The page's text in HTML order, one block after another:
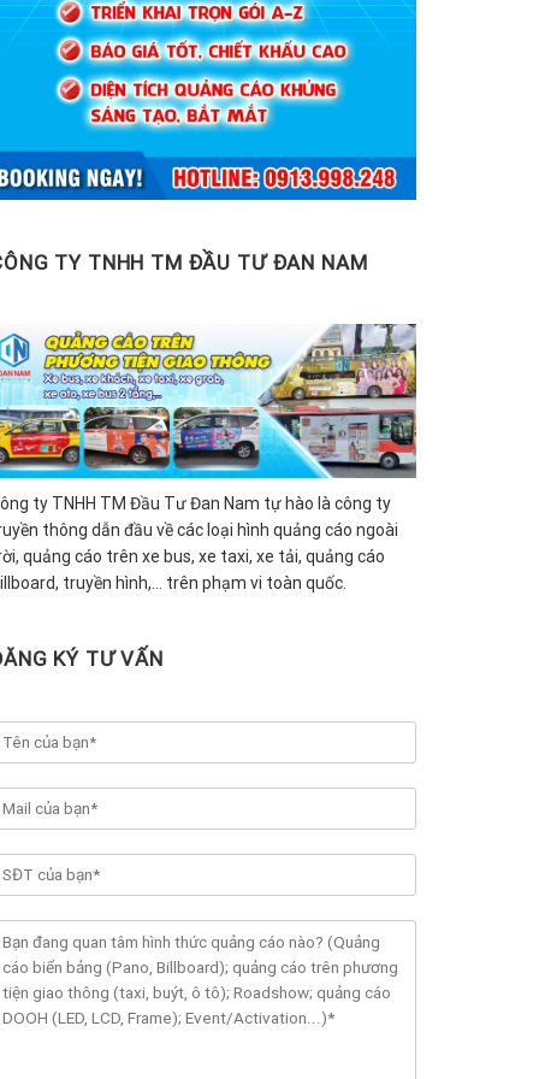
TY TNHH TM ĐẦU TƯ ĐAN NAM
ty TNHH TM Đầu Tư Đan Nam tự hào là công ty
thông dẫn đầu về các loại hình quảng cáo ngoài
quảng cáo trên xe bus, xe taxi, xe tải, quảng cáo
truyền hình,… trên phạm vi toàn quốc.
KÝ TƯ VẤN